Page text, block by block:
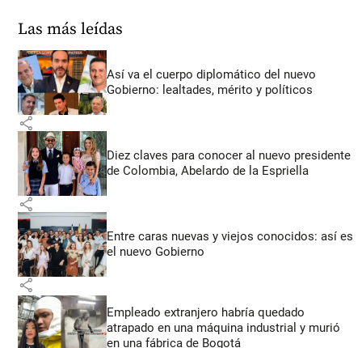
Las más leídas
Así va el cuerpo diplomático del nuevo
Gobierno: lealtades, mérito y políticos
share
Diez claves para conocer al nuevo presidente
de Colombia, Abelardo de la Espriella
share
Entre caras nuevas y viejos conocidos: así es
el nuevo Gobierno
share
Empleado extranjero habría quedado
atrapado en una máquina industrial y murió
en una fábrica de Bogotá